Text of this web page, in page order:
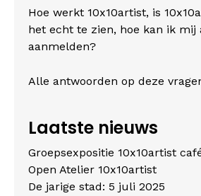
Hoe werkt 10x10artist, is
het echt te zien, hoe kan ik mij
aanmelden?
Alle antwoorden op deze
Laatste nieuws
Groepsexpositie 10x10artist
Open Atelier 10x10artist
De jarige stad: 5 juli 2025